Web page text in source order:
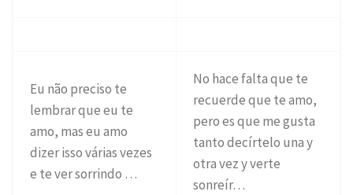
Eu não preciso te
lembrar que eu te
amo, mas eu amo
dizer isso várias vezes
e te ver sorrindo …
No hace falta que te
recuerde que te amo,
pero es que me gusta
tanto decírtelo una y
otra vez y verte
sonreír…